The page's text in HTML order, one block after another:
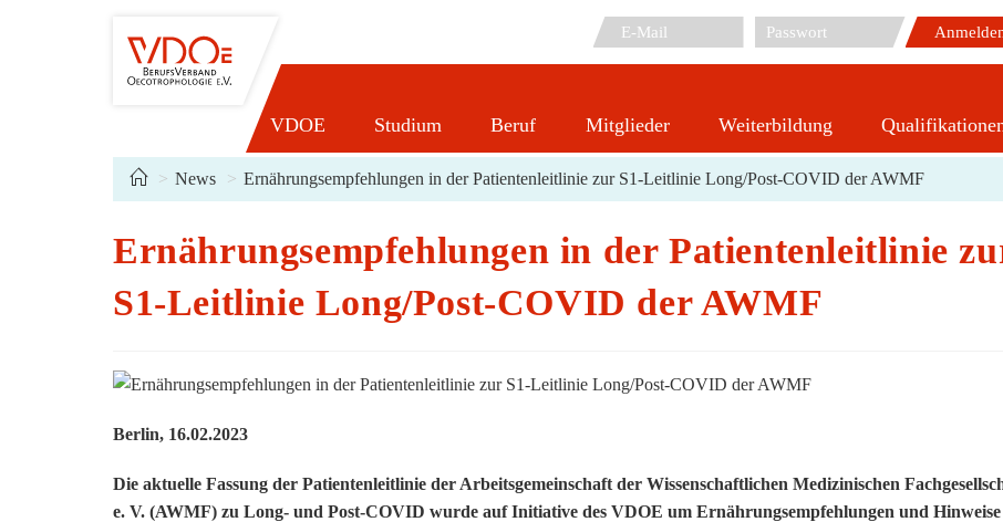
VDOE Studium Beruf Mitglieder Weiterbildung
Ernährungsempfehlungen in der Patientenleitlinie zur S1-Leitlinie Long/Post-
> News > Ernährungsempfehlungen in der Patientenleitlinie zur S1-Leitlinie Long/Post-COVID der AWMF
Ernährungsempfehlungen in der Patientenleitlinie
S1-Leitlinie Long/Post-COVID der AWMF
Berlin, 16.02.2023
Die aktuelle Fassung der Patientenleitlinie der Arbeitsgemeinschaft der Wissenschaftlichen Medizinischen
e. V. (AWMF) zu Long- und Post-COVID wurde auf Initiative des VDOE um Ernährungsempfehlungen und